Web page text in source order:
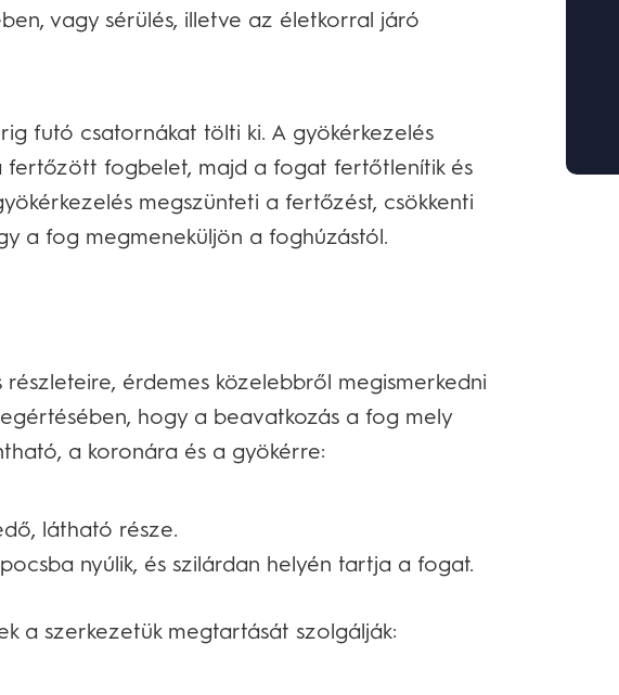
vagy sérülés, illetve az életkorral járó
futó csatornákat tölti ki. A gyökérkezelés
fogbelet, majd a fogat fertőtlenítik és
megszünteti a fertőzést, csökkenti
a fog megmeneküljön a foghúzástól.
érdemes közelebbről megismerkedni
hogy a beavatkozás a fog mely
a koronára és a gyökérre:
látható része.
nyúlik, és szilárdan helyén tartja a fogat.
a szerkezetük megtartását szolgálják: